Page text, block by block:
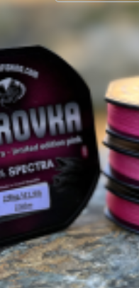
Favorit
Vergleichen